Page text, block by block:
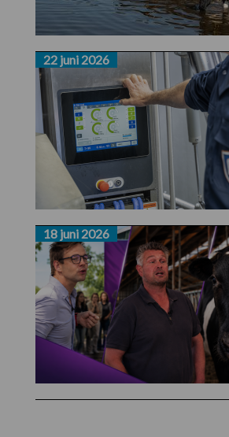
22 juni 2026
18 juni 2026